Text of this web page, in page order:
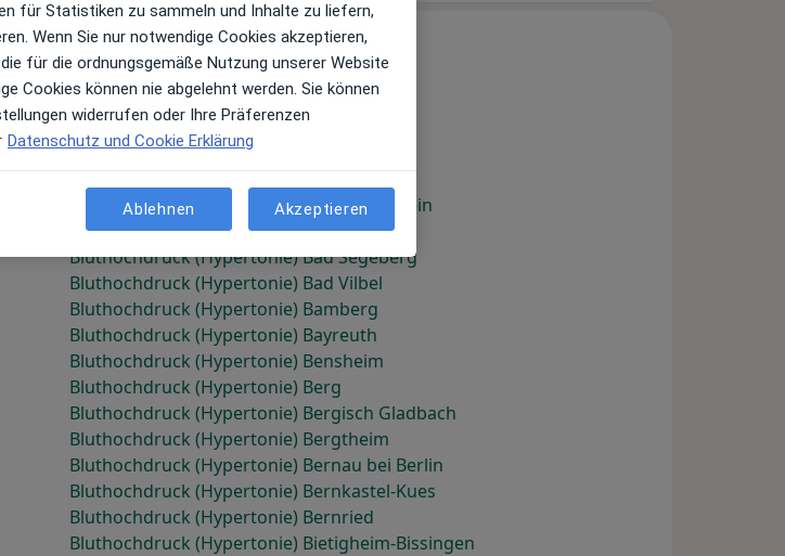
Bluthochdruck (Hypertonie) Bad Abbach
Bluthochdruck (Hypertonie) Bad Düben
Bluthochdruck (Hypertonie) Bad Liebenstein
Bluthochdruck (Hypertonie) Bad Oldesloe
Bluthochdruck (Hypertonie) Bad Segeberg
Bluthochdruck (Hypertonie) Bad Vilbel
Bluthochdruck (Hypertonie) Bamberg
Bluthochdruck (Hypertonie) Bayreuth
Bluthochdruck (Hypertonie) Bensheim
Bluthochdruck (Hypertonie) Berg
Bluthochdruck (Hypertonie) Bergisch Gladbach
Bluthochdruck (Hypertonie) Bergtheim
Bluthochdruck (Hypertonie) Bernau bei Berlin
Bluthochdruck (Hypertonie) Bernkastel-Kues
Bluthochdruck (Hypertonie) Bernried
Bluthochdruck (Hypertonie) Bietigheim-Bissingen
für Statistiken zu sammeln und Inhalte zu liefern,
Wenn Sie nur notwendige Cookies akzeptieren,
für die ordnungsgemäße Nutzung unserer Website
Cookies können nie abgelehnt werden. Sie können
widerrufen oder Ihre Präferenzen
Datenschutz und Cookie Erklärung
Ablehnen Akzeptieren